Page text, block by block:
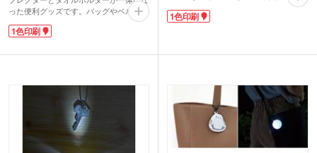
った便利グッズです。バッグやベルトル
ープに簡単につけられるカラビナ付き
で、工事現場や外での作業時に大活躍!
しておけば、すぐに使えます。リフレク
1色名入れをして、交通安全のイベント
やスポーツイベントで配布するのがおす
すめです。外出先でも頻繁に手洗いをす
る今の時代にぴったりな、タオルの持ち
運びに便利なノベルティ。ポストインも
可能でDMとして送ることもできます。
1色印刷
できますので、イベント名・大会ロゴを
名入れして自治会主催の安全協会イベン
す。
ます。男子女子問わない星形だから、ラ
ンドセルやバッグなどに手軽に付けられ
ますよ。小ロットでのお申し込みもでき
ます。
1色印刷